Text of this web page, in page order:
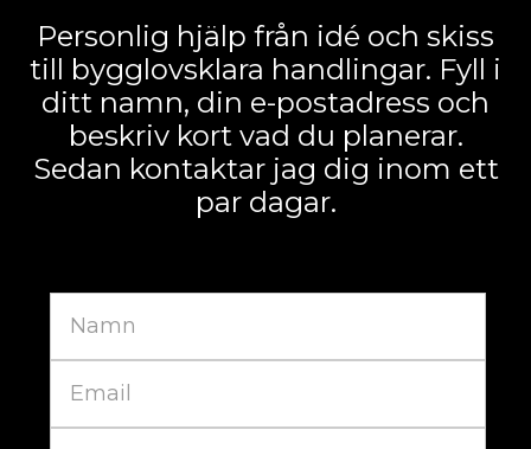
Personlig hjälp från idé och skiss
till bygglovsklara handlingar. Fyll i
ditt namn, din e-postadress och
beskriv kort vad du planerar.
Sedan kontaktar jag dig inom ett
par dagar.